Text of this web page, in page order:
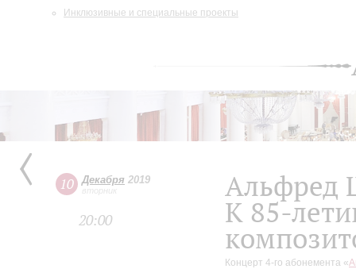
Инклюзивные и специальные проекты
10 Декабря 2019
вторник
20:00
Альфред
К 85-
Концерт 4-го абонемента «